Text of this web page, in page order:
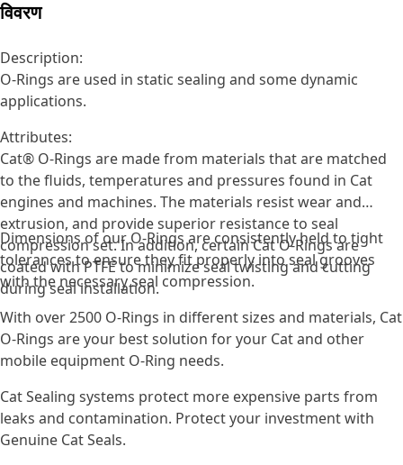
विवरण
Description:
O-Rings are used in static sealing and some dynamic
applications.
Attributes:
Cat® O-Rings are made from materials that are matched
to the fluids, temperatures and pressures found in Cat
engines and machines. The materials resist wear and
extrusion, and provide superior resistance to seal
compression set. In addition, certain Cat O-Rings are
coated with PTFE to minimize seal twisting and cutting
during seal installation.
Dimensions of our O-Rings are consistently held to tight
tolerances to ensure they fit properly into seal grooves
with the necessary seal compression.
With over 2500 O-Rings in different sizes and materials, Cat
O-Rings are your best solution for your Cat and other
mobile equipment O-Ring needs.
Cat Sealing systems protect more expensive parts from
leaks and contamination. Protect your investment with
Genuine Cat Seals.